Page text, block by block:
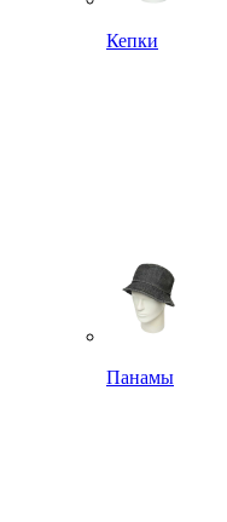
Кепки
Панамы